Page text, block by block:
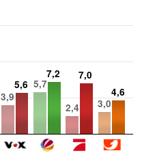
3,9
5,7
2,4
3,0
5,6
7,2
7,0
4,6